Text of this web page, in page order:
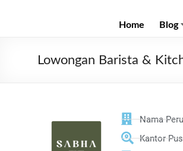
Home Blog
Lowongan Barista &
Nama
Kantor